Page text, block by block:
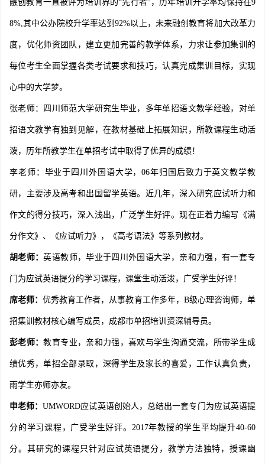
融创教育一直被评为培训界的“先行者”，历年培训升学率均保持在9
8%,其中公办院校升学率达到92%以上，未来融创教育将加大改革力
度，优化师资团队，建立更加完善的教学体系，力求让参加集训的
每位考生全面掌握各类考试要求和技巧，认真完成集训目标，实现
心中的大学梦。
张老师：四川师范大学研究生毕业，多年单招语文教学经验，对单
招语文教学有独到见解，在教材基础上拓展知识，所教课程生动活
泼，历年所教学生在单招考试中取得了优异的成绩！
李老师：毕业于四川外国语大学，06年归国后致力于英文教学教
研，主要涉及高考和出国留学英语。近几年，深入研究应试听力和
作文的得分技巧，深入浅出，广泛学生好评。现在正着力编写《满
分作文》、《应试听力》，《高考语法》等系列教材。
胡老师：英语教师，毕业于四川外国语大学，亲和力强，有一套专
门为应试英语提分的学习课程，课堂生动活泼，广受学生好评！
席老师：优秀教育工作者，从事教育工作多年，B级心理咨询师，单
招集训教材核心编写成员，成都市单招培训资深辅导员。
彭老师：教育专业，亲和力强，喜欢与学生沟通交流，所带学生成
绩优秀，单招全部录取，深得学生及家长的喜爱，工作认真负责，
雨学生亦师亦友。
申老师：UMWORD应试英语创始人，总结出一套专门为应试英语提
分的学习课程，广受学生好评。2017年教授的学生平均提升40-60
分。其研究的课程只针对应试英语提分，教学方法独特，授课幽